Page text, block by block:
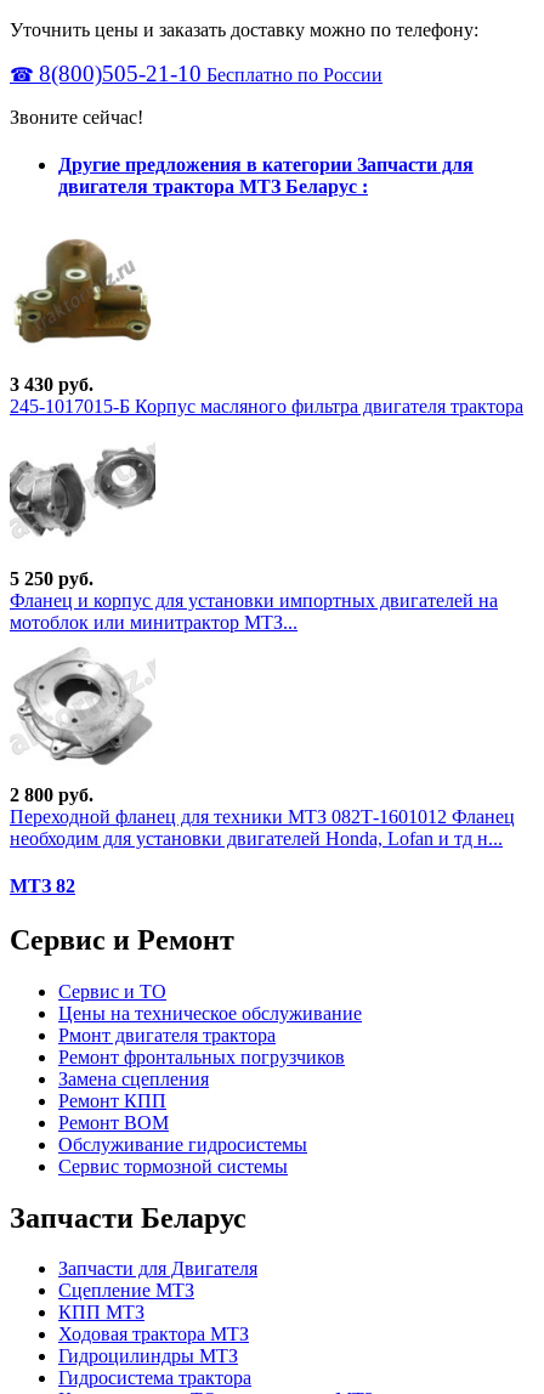
Уточнить цены и заказать доставку можно по телефону:
☎ 8(800)505-21-10 Бесплатно по России
Звоните сейчас!
Другие предложения в категории Запчасти для
двигателя трактора МТЗ Беларус :
3 430 руб.
245-1017015-Б Корпус масляного фильтра двигателя трактора
5 250 руб.
Фланец и корпус для установки импортных двигателей на
мотоблок или минитрактор МТЗ...
2 800 руб.
Переходной фланец для техники МТЗ 082Т-1601012 Фланец
необходим для установки двигателей Honda, Lofan и тд н...
МТЗ 82
Сервис и Ремонт
Сервис и ТО
Цены на техническое обслуживание
Рмонт двигателя трактора
Ремонт фронтальных погрузчиков
Замена сцепления
Ремонт КПП
Ремонт ВОМ
Обслуживание гидросистемы
Сервис тормозной системы
Запчасти Беларус
Запчасти для Двигателя
Сцепление МТЗ
КПП МТЗ
Ходовая трактора МТЗ
Гидроцилиндры МТЗ
Гидросистема трактора